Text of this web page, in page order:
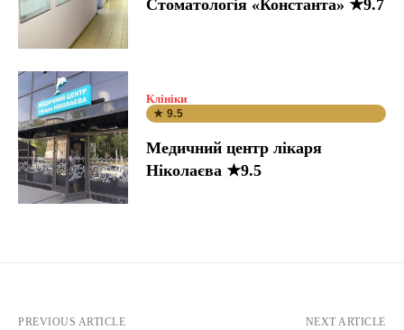
Стоматологія «Константа» ★9.7
Клініки
★ 9.5
Медичний центр лікаря
Ніколаєва ★9.5
PREVIOUS ARTICLE NEXT ARTICLE